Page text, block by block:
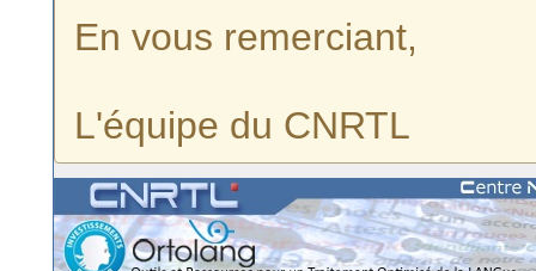
En vous remerciant,
L'équipe du CNRTL